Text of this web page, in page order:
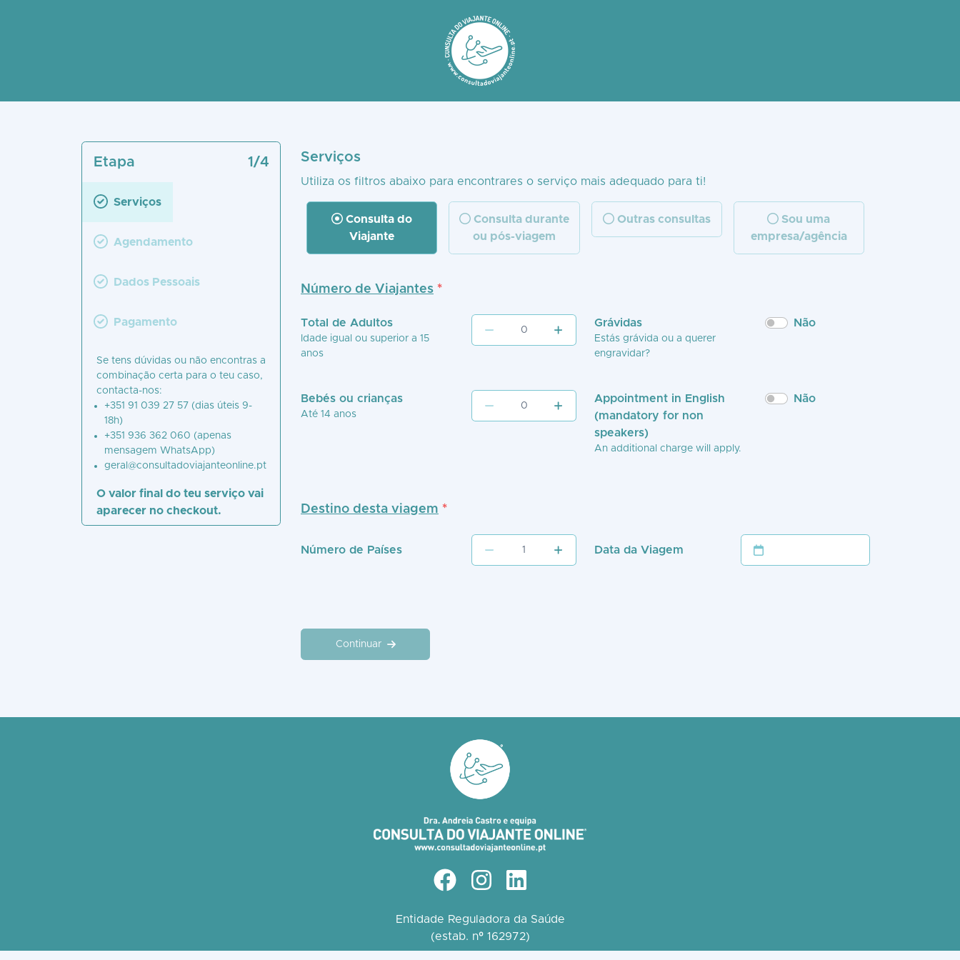
Etapa 1 /4
Serviços
Agendamento
Dados Pessoais
Pagamento
Se tens dúvidas ou não encontras a
combinação certa para o teu caso,
contacta-nos:
+351 91 039 27 57 (dias úteis 9-
18h)
+351 936 362 060 (apenas
mensagem WhatsApp)
geral@consultadoviajanteonline.pt
O valor final do teu serviço vai
aparecer no checkout.
Serviços
Utiliza os filtros abaixo para encontrares o serviço mais adequado para ti!
Consulta do
Viajante
Consulta durante
ou pós-viagem
Outras consultas
Sou uma
empresa/agência
Número de Viajantes *
Total de Adultos
Idade igual ou superior a 15
anos
Grávidas
Estás grávida ou a querer
engravidar?
Não
Bebés ou crianças
Até 14 anos
Appointment in English
(mandatory for non
speakers)
An additional charge will apply.
Não
Destino desta viagem *
Número de Países Data da Viagem
Continuar
Entidade Reguladora da Saúde
(estab. nº 162972)​